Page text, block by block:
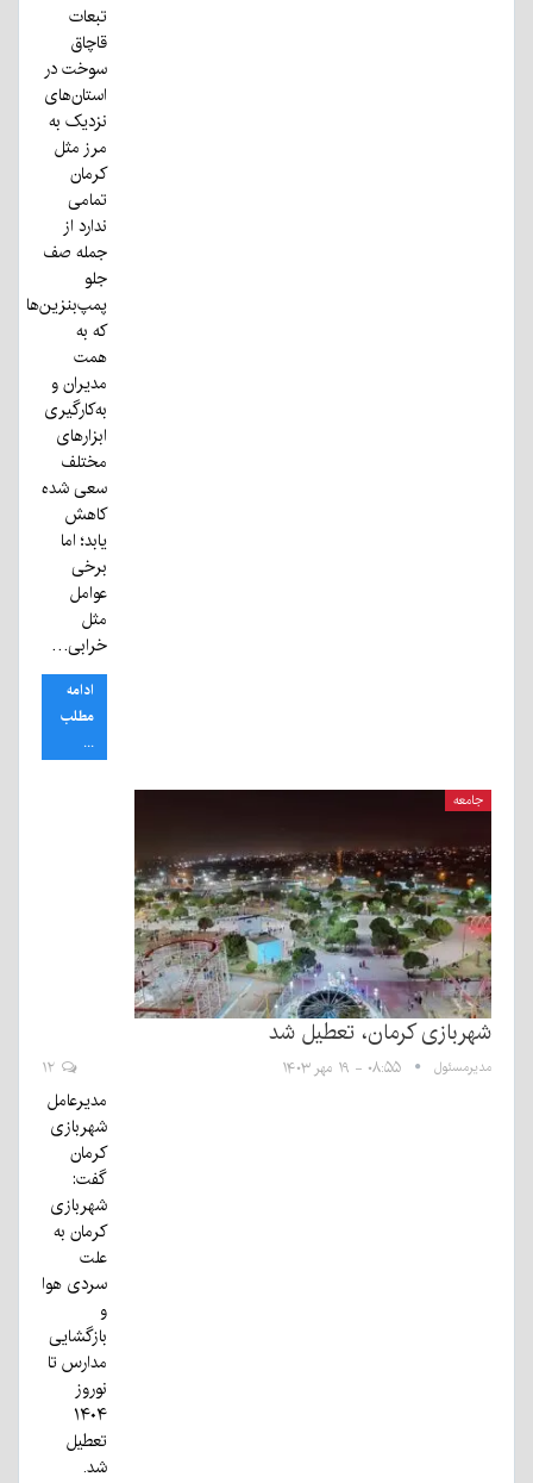
تبعات
قاچاق
سوخت در
استان‌های
نزدیک به
مرز مثل
کرمان
تمامی
ندارد از
جمله صف
جلو
پمپ‌بنزین‌ها
که به
همت
مدیران و
به‌کارگیری
ابزارهای
مختلف
سعی شده
کاهش
یابد؛ اما
برخی
عوامل
مثل
خرابی…
ادامه
مطلب
...
جامعه
شهربازی کرمان، تعطیل شد
مدیرمسئول ۰۸:۵۵ - ۱۹ مهر ۱۴۰۳ ۱۲
مدیرعامل
شهربازی
کرمان
گفت:
شهربازی
کرمان به
علت
سردی هوا
و
بازگشایی
مدارس تا
نوروز
۱۴۰۴
تعطیل
شد.‌